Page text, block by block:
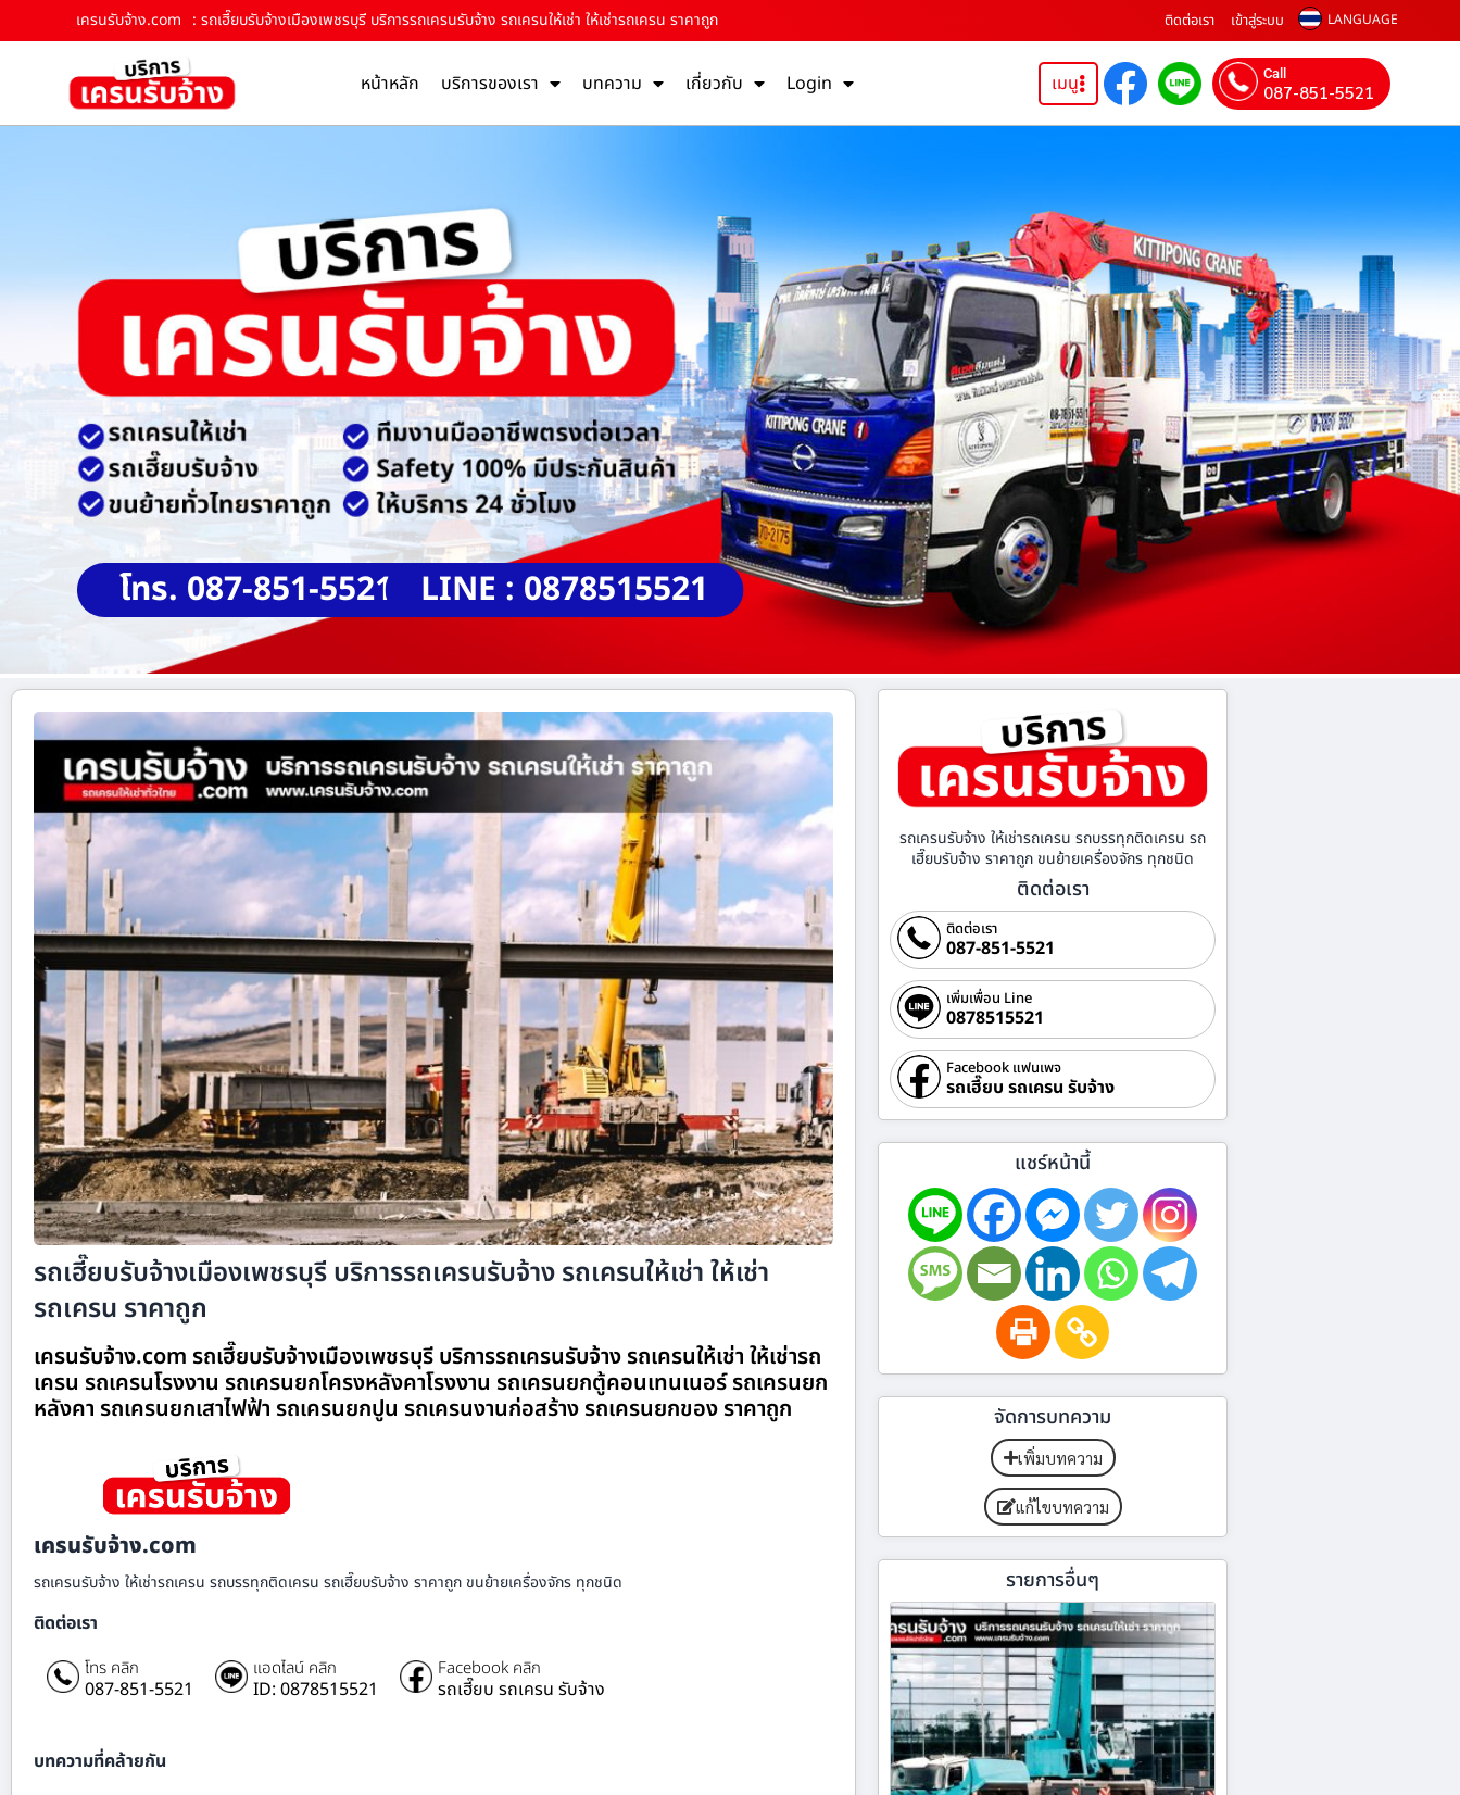
เครนรับจ้าง.com : รถเฮี๊ยบรับจ้างเมืองเพชรบุรี บริการรถเครนรับจ้าง รถเครนให้เช่า ให้เช่ารถเครน ราคาถูก ติดต่อเรา เข้าสู่ระบบ LANGUAGE
หน้าหลัก บริการของเรา บทความ เกี่ยวกับ Login เมนู Call
087-851-5521
โทร. 087-851-5521 LINE : 0878515521
รถเฮี๊ยบรับจ้างเมืองเพชรบุรี บริการรถเครนรับจ้าง รถเครนให้เช่า ให้เช่า
รถเครน ราคาถูก
เครนรับจ้าง.com รถเฮี๊ยบรับจ้างเมืองเพชรบุรี บริการรถเครนรับจ้าง รถเครนให้เช่า ให้เช่ารถ
เครน รถเครนโรงงาน รถเครนยกโครงหลังคาโรงงาน รถเครนยกตู้คอนเทนเนอร์ รถเครนยก
หลังคา รถเครนยกเสาไฟฟ้า รถเครนยกปูน รถเครนงานก่อสร้าง รถเครนยกของ ราคาถูก
เครนรับจ้าง.com
รถเครนรับจ้าง ให้เช่ารถเครน รถบรรทุกติดเครน รถเฮี๊ยบรับจ้าง ราคาถูก ขนย้ายเครื่องจักร ทุกชนิด
ติดต่อเรา
โทร คลิก
087-851-5521
แอดไลน์ คลิก
ID: 0878515521
Facebook คลิก
รถเฮี๊ยบ รถเครน รับจ้าง
บทความที่คล้ายกัน
รถเครนรับจ้าง ให้เช่ารถเครน รถบรรทุกติดเครน รถ
เฮี๊ยบรับจ้าง ราคาถูก ขนย้ายเครื่องจักร ทุกชนิด
ติดต่อเรา
ติดต่อเรา
087-851-5521
เพิ่มเพื่อน Line
0878515521
Facebook แฟนเพจ
รถเฮี๊ยบ รถเครน รับจ้าง
แชร์หน้านี้
จัดการบทความ
เพิ่มบทความ
แก้ไขบทความ
รายการอื่นๆ